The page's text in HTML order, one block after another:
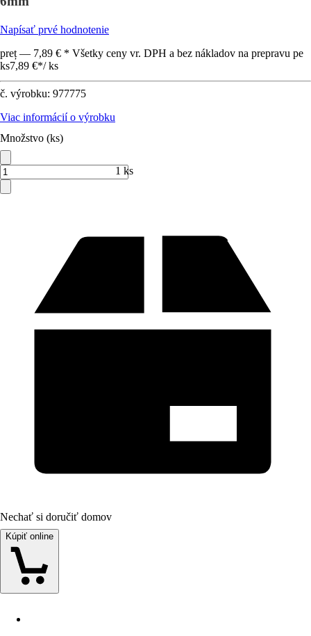
Napísať prvé hodnotenie
preț — 7,89 € * Všetky ceny vr. DPH a bez nákladov na prepravu pe
ks7,89 €*/ ks
č. výrobku: 977775
Viac informácií o výrobku
Množstvo (ks)
1 ks
Nechať si doručiť domov
Kúpiť online